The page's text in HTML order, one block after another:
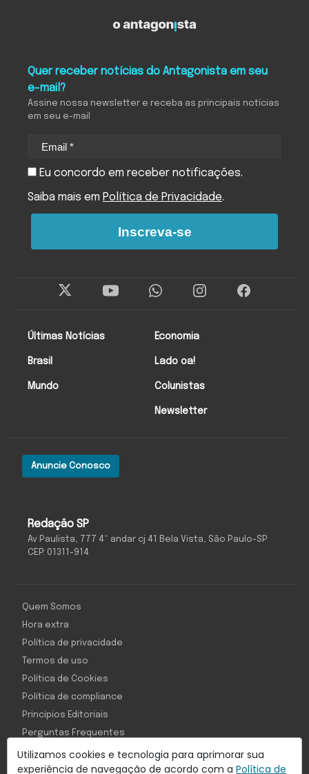
Utilizamos cookies e tecnologia para aprimorar sua
experiência de navegação de acordo com a Política de
Redação SP
Av Paulista, 777 4º andar cj 41 Bela Vista, São Paulo-SP
CEP: 01311-914
Anuncie Conosco
Últimas Notícias
Brasil
Mundo
Economia
Lado oa!
Colunistas
Newsletter
Quer receber notícias do Antagonista em seu
e-mail?
Assine nossa newsletter e receba as principais notícias
em seu e-mail
Eu concordo em receber notificações.
Saiba mais em Política de Privacidade.
Inscreva-se
Quem Somos
Hora extra
Política de privacidade
Termos de uso
Política de Cookies
Política de compliance
Princípios Editoriais
Perguntas Frequentes